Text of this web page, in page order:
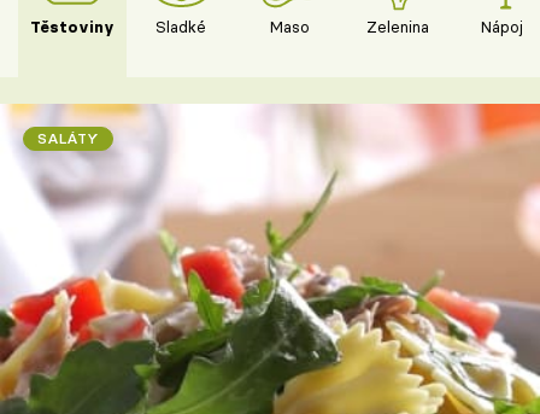
Těstoviny Sladké Maso Zelenina Nápoje
SALÁTY